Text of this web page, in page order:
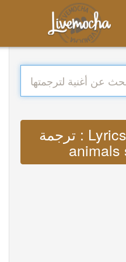
ترجمة : Lyrics carnival of the
animals